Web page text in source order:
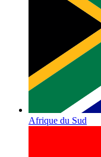
Afrique du Sud